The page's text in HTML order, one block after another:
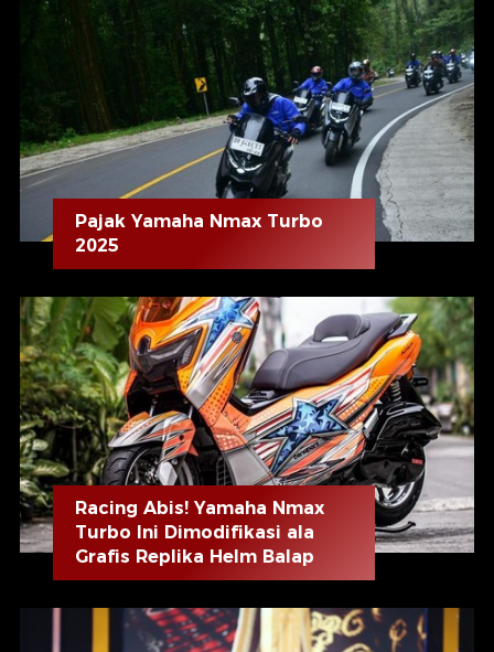
Pajak Yamaha Nmax Turbo
2025
Racing Abis! Yamaha Nmax
Turbo Ini Dimodifikasi ala
Grafis Replika Helm Balap